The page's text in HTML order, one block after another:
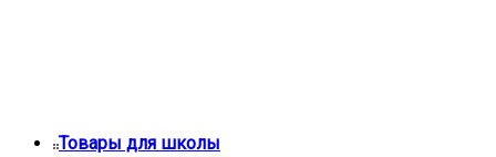
Товары для школы